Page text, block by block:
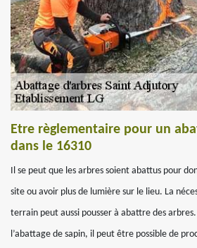
Etre règlementaire pour un
dans le 16310
Il se peut que les arbres soient abattus pour
site ou avoir plus de lumière sur le lieu. La
terrain peut aussi pousser à abattre des
l’abattage de sapin, il peut être possible de